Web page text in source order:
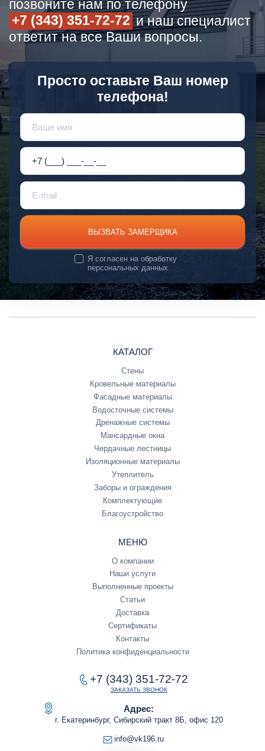
позвоните нам по телефону
+7 (343) 351-72-72 и наш специалист
ответит на все Ваши вопросы.
Просто оставьте Ваш номер
телефона!
ВЫЗВАТЬ ЗАМЕРЩИКА
Я согласен наобработку
персональных данных
КАТАЛОГ
Стены
Кровельные материалы
Фасадные материалы
Водосточные системы
Дренажные системы
Мансардные окна
Чердачные лестницы
Изоляционные материалы
Утеплитель
Заборы и ограждения
Комплектующие
Благоустройство
МЕНЮ
О компании
Наши услуги
Выполненные проекты
Статьи
Доставка
Сертификаты
Контакты
Политика конфиденциальности
+7 (343) 351-72-72
ЗАКАЗАТЬ ЗВОНОК
Адрес:
г. Екатеринбург, Сибирский тракт 8Б, офис 120
info@vk196.ru